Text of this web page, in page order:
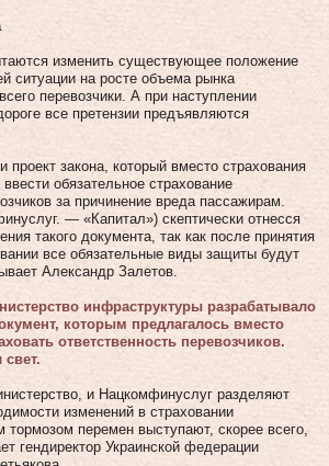
изменить существующее положение
ситуации на росте объема рынка
перевозчики. А при наступлении
все претензии предъявляются
закона, который вместо страхования
обязательное страхование
за причинение вреда пассажирам.
— «Капитал») скептически отнесся
такого документа, так как после принятия
все обязательные виды защиты будут
Александр Залетов.
инфраструктуры разрабатывало
которым предлагалось вместо
ответственность перевозчиков.
и Нацкомфинуслуг разделяют
изменений в страховании
перемен выступают, скорее всего,
гендиректор Украинской федерации